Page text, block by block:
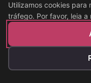
+351 924 289 136
Contacto: Tiago
Utilizamos cookies para
tráfego. Por favor, leia a